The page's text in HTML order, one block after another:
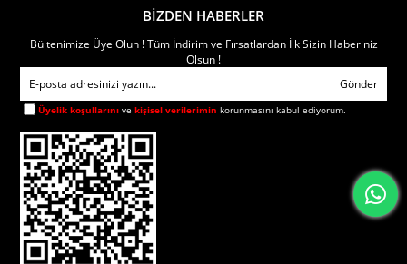
Ergonomik kullanım avantajı sağlar
Minimal tasarım anlayışıyla öne çıkar
Metal gövdeli premium seçenekler içerir
kaplama, gunmetal ve lak detaylı modeller yoğun şekilde
araştırılmaktadır.
Çift Alevli (Double Torch) Çakmak Modelleri
BİZDEN HABERLER
Bültenimize Üye Olun ! Tüm İndirim ve Fırsatlardan İlk Sizin Haberiniz
Olsun !
Gönder
Üyelik koşullarını vekişisel verilerimin korunmasını kabul ediyorum.